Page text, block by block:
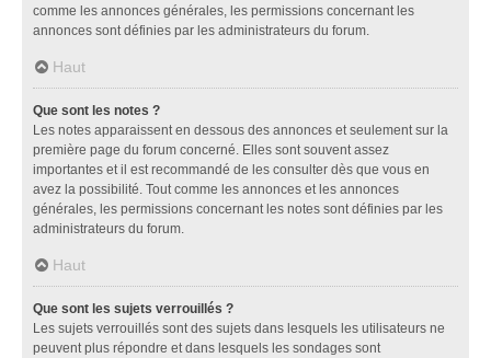
comme les annonces générales, les permissions concernant les
annonces sont définies par les administrateurs du forum.
Haut
Que sont les notes ?
Les notes apparaissent en dessous des annonces et seulement sur la
première page du forum concerné. Elles sont souvent assez
importantes et il est recommandé de les consulter dès que vous en
avez la possibilité. Tout comme les annonces et les annonces
générales, les permissions concernant les notes sont définies par les
administrateurs du forum.
Haut
Que sont les sujets verrouillés ?
Les sujets verrouillés sont des sujets dans lesquels les utilisateurs ne
peuvent plus répondre et dans lesquels les sondages sont